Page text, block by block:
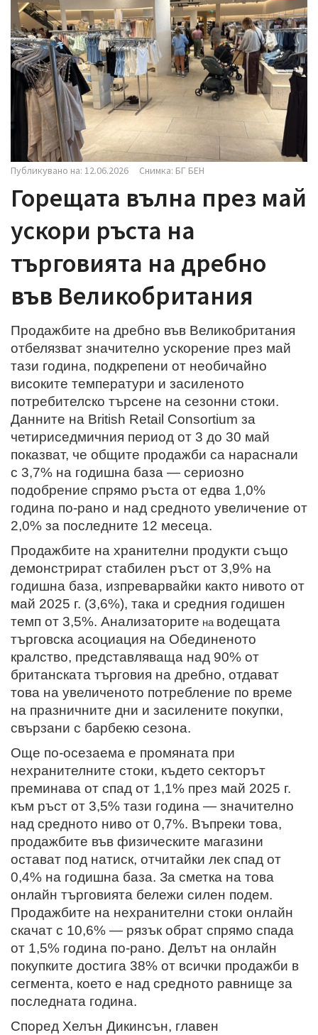
i
g
a
t
i
o
n
Публикувано на: 12.06.2026 Снимка: БГ БЕН
Горещата вълна през май
ускори ръста на
търговията на дребно
във Великобритания
Продажбите на дребно във Великобритания
отбелязват значително ускорение през май
тази година, подкрепени от необичайно
високите температури и засиленото
потребителско търсене на сезонни стоки.
Данните на British Retail Consortium за
четириседмичния период от 3 до 30 май
показват, че общите продажби са нараснали
с 3,7% на годишна база — сериозно
подобрение спрямо ръста от едва 1,0%
година по-рано и над средното увеличение от
2,0% за последните 12 месеца.
Продажбите на хранителни продукти също
демонстрират стабилен ръст от 3,9% на
годишна база, изпреварвайки както нивото от
май 2025 г. (3,6%), така и средния годишен
темп от 3,5%. Анализаторите на водещата
търговска асоциация на Обединеното
кралство, представляваща над 90% от
британската търговия на дребно, отдават
това на увеличеното потребление по време
на празничните дни и засилените покупки,
свързани с барбекю сезона.
Още по-осезаема е промяната при
нехранителните стоки, където секторът
преминава от спад от 1,1% през май 2025 г.
към ръст от 3,5% тази година — значително
над средното ниво от 0,7%. Въпреки това,
продажбите във физическите магазини
остават под натиск, отчитайки лек спад от
0,4% на годишна база. За сметка на това
онлайн търговията бележи силен подем.
Продажбите на нехранителни стоки онлайн
скачат с 10,6% — рязък обрат спрямо спада
от 1,5% година по-рано. Делът на онлайн
покупките достига 38% от всички продажби в
сегмента, което е над средното равнище за
последната година.
Според Хелън Дикинсън, главен